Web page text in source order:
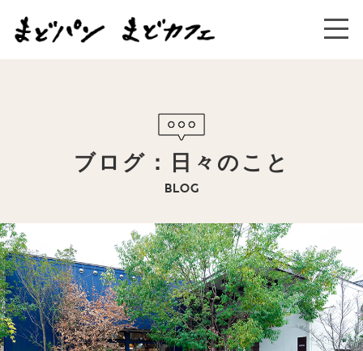
ブログ：日々のこと
BLOG